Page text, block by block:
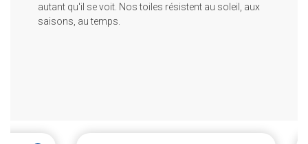
autant qu'il se voit. Nos toiles résistent au soleil, aux
saisons, au temps.